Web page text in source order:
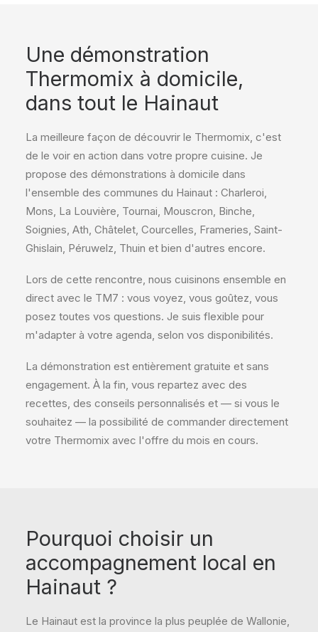
Une démonstration
Thermomix à domicile,
dans tout le Hainaut
La meilleure façon de découvrir le Thermomix, c'est
de le voir en action dans votre propre cuisine. Je
propose des démonstrations à domicile dans
l'ensemble des communes du Hainaut : Charleroi,
Mons, La Louvière, Tournai, Mouscron, Binche,
Soignies, Ath, Châtelet, Courcelles, Frameries, Saint-
Ghislain, Péruwelz, Thuin et bien d'autres encore.
Lors de cette rencontre, nous cuisinons ensemble en
direct avec le TM7 : vous voyez, vous goûtez, vous
posez toutes vos questions. Je suis flexible pour
m'adapter à votre agenda, selon vos disponibilités.
La démonstration est entièrement gratuite et sans
engagement. À la fin, vous repartez avec des
recettes, des conseils personnalisés et — si vous le
souhaitez — la possibilité de commander directement
votre Thermomix avec l'offre du mois en cours.
Pourquoi choisir un
accompagnement local en
Hainaut ?
Le Hainaut est la province la plus peuplée de Wallonie,